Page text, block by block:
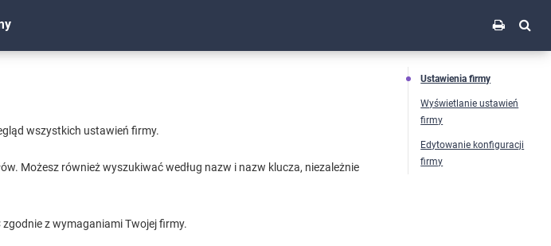
wszystkich ustawień firmy.
Możesz również wyszukiwać według nazw i nazw klucza, niezależnie
z wymaganiami Twojej firmy.
Ustawienia firmy
Wyświetlanie ustawień
firmy
Edytowanie konfiguracji
firmy